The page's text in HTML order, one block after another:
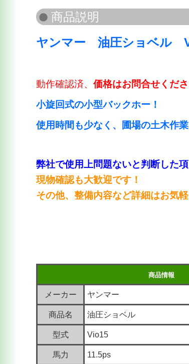
ヤンマー 油圧ショベル
動作確認済、 価格はお問合せくださ
小旋回式の小型バックホー！
使用時間も少なく、圃場の土木作
弊社で使用上問題ないと判断した
現物確認も大歓迎です！
その他、整備内容など詳細はお気
商品情報
メーカー ヤンマー
商品名 油圧ショベル
型式 Vio15
馬力 11.5ps